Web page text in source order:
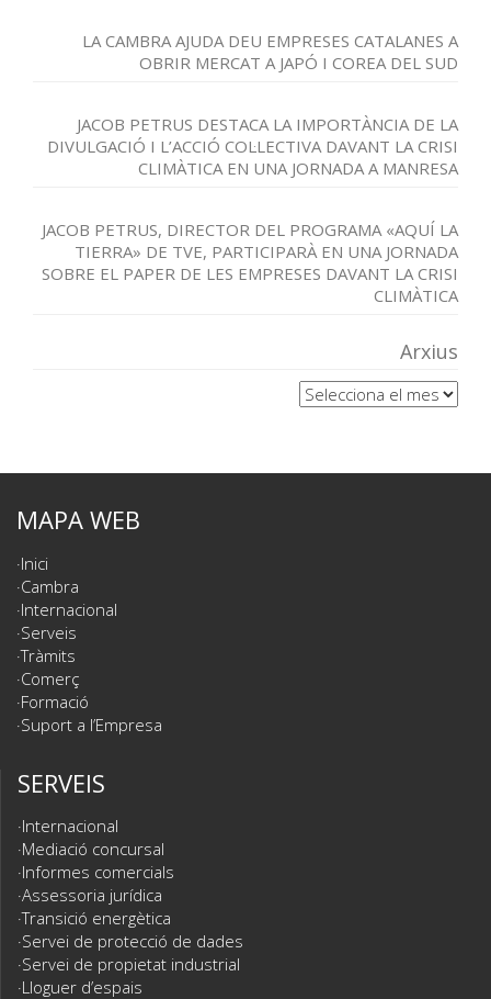
LA CAMBRA AJUDA DEU EMPRESES CATALANES A
OBRIR MERCAT A JAPÓ I COREA DEL SUD
JACOB PETRUS DESTACA LA IMPORTÀNCIA DE LA
DIVULGACIÓ I L’ACCIÓ COL·LECTIVA DAVANT LA CRISI
CLIMÀTICA EN UNA JORNADA A MANRESA
JACOB PETRUS, DIRECTOR DEL PROGRAMA «AQUÍ LA
TIERRA» DE TVE, PARTICIPARÀ EN UNA JORNADA
SOBRE EL PAPER DE LES EMPRESES DAVANT LA CRISI
CLIMÀTICA
Arxius
Arxius
MAPA WEB
Inici
Cambra
Internacional
Serveis
Tràmits
Comerç
Formació
Suport a l’Empresa
SERVEIS
Internacional
Mediació concursal
Informes comercials
Assessoria jurídica
Transició energètica
Servei de protecció de dades
Servei de propietat industrial
Lloguer d’espais